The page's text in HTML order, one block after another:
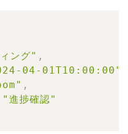
ング" ,
04-01T10:00:00"
,
"進捗確認"